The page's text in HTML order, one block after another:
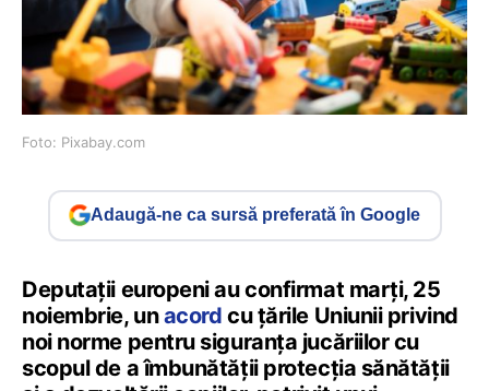
Foto: Pixabay.com
Adaugă-ne ca sursă preferată în Google
Deputații europeni au confirmat marți, 25
noiembrie, unacord cu țările Uniunii privind
noi norme pentru siguranța jucăriilor cu
scopul de a îmbunătății protecția sănătății